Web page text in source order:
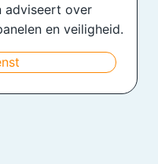
adviseert over
en veiligheid.